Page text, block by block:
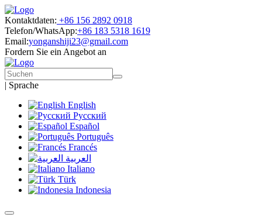
Kontaktdaten: +86 156 2892 0918
Telefon/WhatsApp:+86 183 5318 1619
Email:yonganshiji23@gmail.com
Fordern Sie ein Angebot an
| Sprache
English
Русский
Español
Português
Francés
العربية
Italiano
Türk
Indonesia